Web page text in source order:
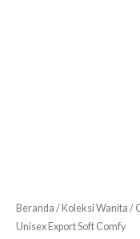
Beranda / Koleksi Wanita /
Unisex Export Soft Comfy